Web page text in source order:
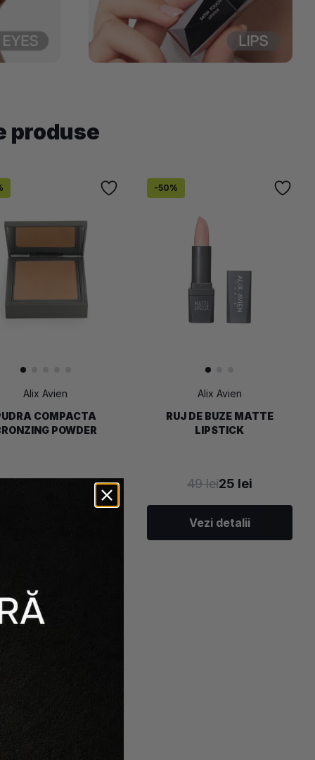
produse
Alix Avien
COMPACTA
POWDER
75 lei38 lei
-50%
Alix Avien
RUJ DE BUZE MATTE
LIPSTICK
49 lei25 lei
Vezi detalii
kit-uri